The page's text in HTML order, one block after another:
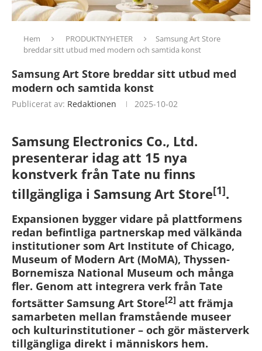
Hem PRODUKTNYHETER
Samsung Art Store
breddar sitt utbud med modern och samtida konst
Samsung Art Store breddar sitt utbud med
modern och samtida konst
Publicerat av: Redaktionen 2025-10-02
Samsung Electronics Co., Ltd.
presenterar idag att 15 nya
konstverk från Tate nu finns
tillgängliga i Samsung Art Store[1].
Expansionen bygger vidare på plattformens
redan befintliga partnerskap med välkända
institutioner som Art Institute of Chicago,
Museum of Modern Art (MoMA), Thyssen-
Bornemisza National Museum och många
fler. Genom att integrera verk från Tate
fortsätter Samsung Art Store[2] att främja
samarbeten mellan framstående museer
och kulturinstitutioner – och gör mästerverk
tillgängliga direkt i människors hem.